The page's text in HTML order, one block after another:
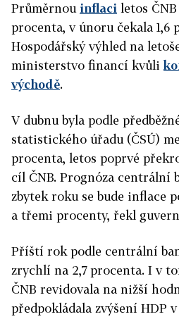
Průměrnou inflaci letos
procenta, v únoru čekala 1,6
Hospodářský výhled na
ministerstvo financí kvůli
východě.
V dubnu byla podle
statistického úřadu (ČSÚ)
procenta, letos poprvé
cíl ČNB. Prognóza centrální
zbytek roku se bude inflace
a třemi procenty, řekl
Příští rok podle centrální
zrychlí na 2,7 procenta. I v
ČNB revidovala na nižší
předpokládala zvýšení HDP